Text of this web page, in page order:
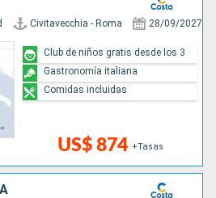
Civitavecchia - Roma 28/09/2027
US$ 874 +Tasas
Club de niños gratis desde los 3
Gastronomía italiana
Comidas incluidas